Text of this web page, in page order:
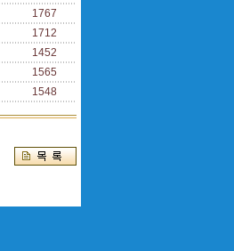
1767
1712
1452
1565
1548